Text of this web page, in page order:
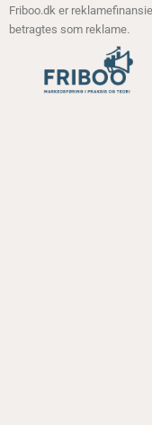
Friboo.dk er
betragtes som reklame.